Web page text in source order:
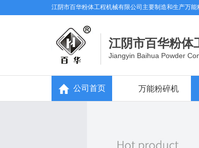
制粒机系列
江阴市百华粉体工程机械有限公司主要制造和生产万能
江阴市百华粉体
Jiangyin Baihua Powder
公司首页 万能粉碎机